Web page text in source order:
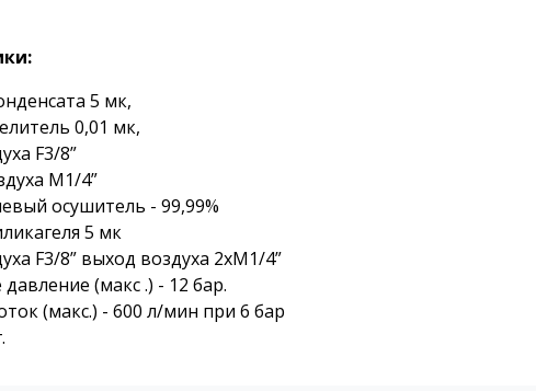
5 мк,
0,01 мк,
F3/8”
M1/4”
осушитель - 99,99%
5 мк
F3/8” выход воздуха 2хM1/4”
(макс .) - 12 бар.
(макс.) - 600 л/мин при 6 бар